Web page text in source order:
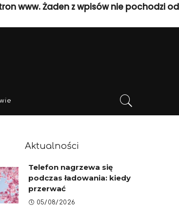
www. Żaden z wpisów nie pochodzi od
Aktualności
Telefon nagrzewa się
podczas ładowania: kiedy
przerwać
05/08/2026